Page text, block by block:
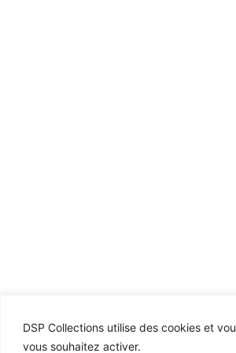
DSP Collections utilise des cookies et
vous souhaitez activer.